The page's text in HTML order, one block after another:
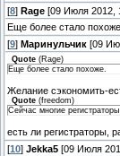
[8] Rage [09 Июля 2012,
Еще более стало похоже.
[9] Маринульчик [09
Quote (Rage)
Еще более стало похоже.
Желание сэкономить-
Quote (freedom)
Сейчас многие
есть ли регистраторы,
[10] Jekka5 [09 Июля